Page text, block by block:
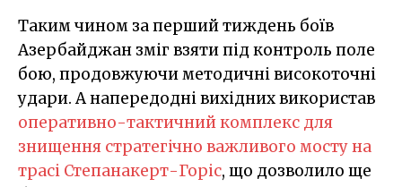
Таким чином за перший тиждень боїв
Азербайджан зміг взяти під контроль поле
бою, продовжуючи методичні високоточні
удари. А напередодні вихідних використав
оперативно-тактичний комплекс для
знищення стратегічно важливого мосту на
трасі Степанакерт-Горіс, що дозволило ще